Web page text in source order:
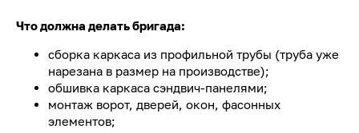
Что должна делать бригада:
сборка каркаса из профильной трубы (труба уже
нарезана в размер на производстве);
обшивка каркаса сэндвич-панелями;
монтаж ворот, дверей, окон, фасонных
элементов;